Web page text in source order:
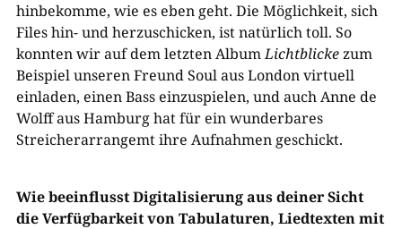
hinbekomme, wie es eben geht. Die Möglichkeit, sich
Files hin- und herzuschicken, ist natürlich toll. So
konnten wir auf dem letzten AlbumLichtblickezum
Beispiel unseren Freund Soul aus London virtuell
einladen, einen Bass einzuspielen, und auch Anne de
Wolff aus Hamburg hat für ein wunderbares
Streicherarrangemt ihre Aufnahmen geschickt.
Wie beeinflusst Digitalisierung aus deiner Sicht
die Verfügbarkeit von Tabulaturen, Liedtexten mit